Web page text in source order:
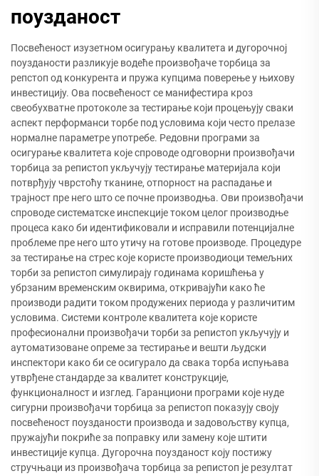
поузданост
Посвећеност изузетном осигурању квалитета и дугорочној
поузданости разликује водеће произвођаче торбица за
репстоп од конкурента и пружа купцима поверење у њихову
инвестицију. Ова посвећеност се манифестира кроз
свеобухватне протоколе за тестирање који процењују сваки
аспект перформанси торбе под условима који често прелазе
нормалне параметре употребе. Редовни програми за
осигурање квалитета које спроводе одговорни произвођачи
торбица за репистоп укључују тестирање материјала који
потврђују чврстоћу тканине, отпорност на распадање и
трајност пре него што се почне производња. Ови произвођачи
спроводе систематске инспекције током целог производње
процеса како би идентификовали и исправили потенцијалне
проблеме пре него што утичу на готове производе. Процедуре
за тестирање на стрес које користе производиоци темељних
торби за репистоп симулирају годинама коришћења у
убрзаним временским оквирима, откривајући како ће
производи радити током продужених периода у различитим
условима. Системи контроле квалитета које користе
професионални произвођачи торби за репистоп укључују и
аутоматизоване опреме за тестирање и вешти људски
инспектори како би се осигурало да свака торба испуњава
утврђене стандарде за квалитет конструкције,
функционалност и изглед. Гаранциони програми које нуде
сигурни произвођачи торбица за репистоп показују своју
посвећеност поузданости производа и задовољству купца,
пружајући покриће за поправку или замену које штити
инвестиције купца. Дугорочна поузданост коју постижу
стручњаци из произвођача торбица за репистоп је резултат